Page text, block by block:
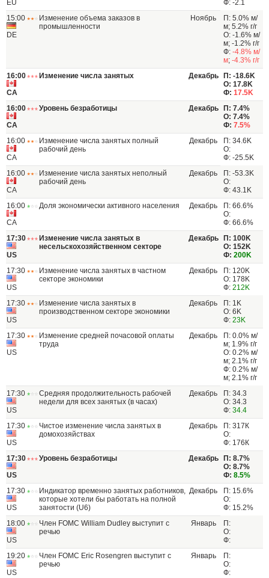
EU
Ф: -2.1
15:00
DE
Изменение объема заказов в
промышленности
Ноябрь
П: 5.0% м/
м; 5.2% г/г
О: -1.6% м/
м; -1.2% г/г
Ф: -4.8% м/
м; -4.3% г/г
16:00
CA
Изменение числа занятых Декабрь
П: -18.6K
О: 17.8K
Ф: 17.5K
16:00
CA
Уровень безработицы Декабрь
П: 7.4%
О: 7.4%
Ф: 7.5%
16:00
CA
Изменение числа занятых полный
рабочий день
Декабрь
П: 34.6K
О:
Ф: -25.5K
16:00
CA
Изменение числа занятых неполный
рабочий день
Декабрь
П: -53.3K
О:
Ф: 43.1K
16:00
CA
Доля экономически активного населения Декабрь
П: 66.6%
О:
Ф: 66.6%
17:30
US
Изменение числа занятых в
несельскохозяйственном секторе
Декабрь
П: 100K
О: 152K
Ф: 200K
17:30
US
Изменение числа занятых в частном
секторе экономики
Декабрь
П: 120K
О: 178K
Ф: 212K
17:30
US
Изменение числа занятых в
производственном секторе экономики
Декабрь
П: 1K
О: 6K
Ф: 23K
17:30
US
Изменение средней почасовой оплаты
труда
Декабрь
П: 0.0% м/
м; 1.9% г/г
О: 0.2% м/
м; 2.1% г/г
Ф: 0.2% м/
м; 2.1% г/г
17:30
US
Средняя продолжительность рабочей
недели для всех занятых (в часах)
Декабрь
П: 34.3
О: 34.3
Ф: 34.4
17:30
US
Чистое изменение числа занятых в
домохозяйствах
Декабрь
П: 317К
О:
Ф: 176К
17:30
US
Уровень безработицы Декабрь
П: 8.7%
О: 8.7%
Ф: 8.5%
17:30
US
Индикатор временно занятых работников,
которые хотели бы работать на полной
занятости (U6)
Декабрь
П: 15.6%
О:
Ф: 15.2%
18:00
US
Член FOMC William Dudley выступит с
речью
Январь
П:
О:
Ф:
19:20
US
Член FOMC Eric Rosengren выступит с
речью
Январь
П:
О:
Ф: